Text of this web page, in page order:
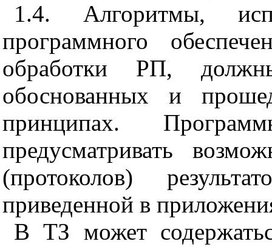
1.4. Алгоритмы,
программного
обработки РП,
обоснованных и
принципах.
предусматривать
(протоколов)
приведенной в
В ТЗ может